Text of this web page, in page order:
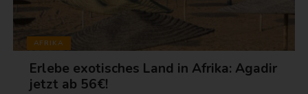
AFRIKA
Erlebe exotisches Land in Afrika: Agadir
jetzt ab 56€!